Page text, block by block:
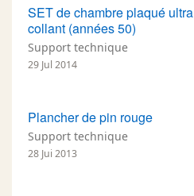
SET de chambre plaqué ultra
collant (années 50)
Support technique
29 Jul 2014
Plancher de pin rouge
Support technique
28 Jui 2013